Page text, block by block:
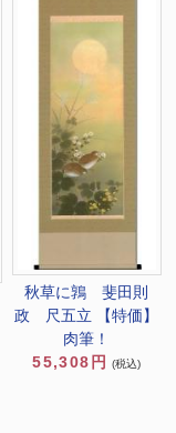
秋草に鶉 斐田則
政 尺五立 【特価】
肉筆！
55,308円
(税込)